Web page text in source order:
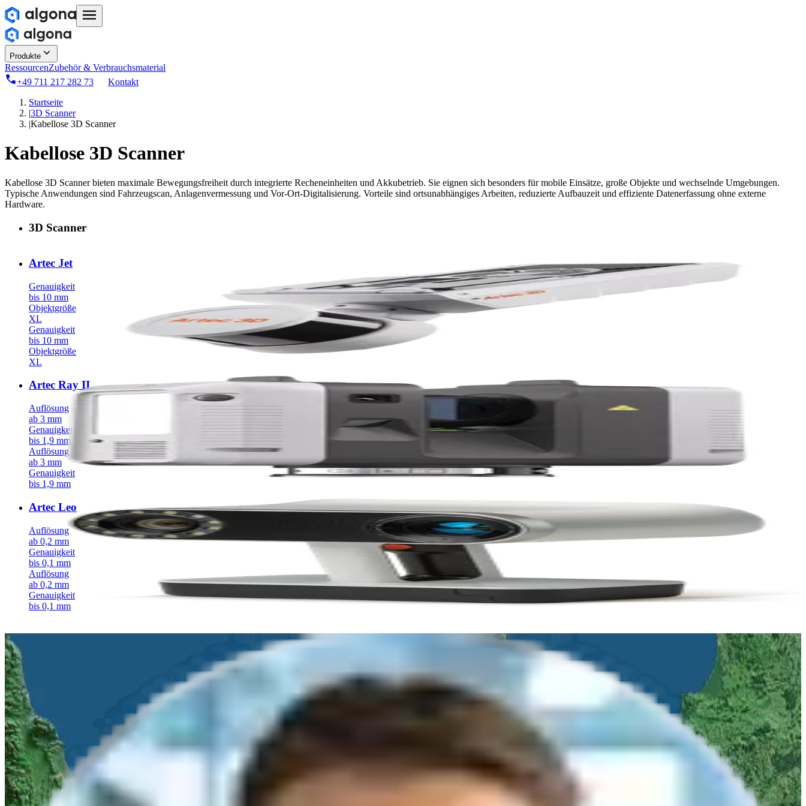
Produkte
RessourcenZubehör & Verbrauchsmaterial
+49 711 217 282 73
Kontakt
Startseite
|3D Scanner
|Kabellose 3D Scanner
Kabellose 3D Scanner
Kabellose 3D Scanner bieten maximale Bewegungsfreiheit durch integrierte Recheneinheiten und Akkubetrieb. Sie eignen sich besonders für mobile Einsätze, große Objekte und wechselnde Umgebungen.
Typische Anwendungen sind Fahrzeugscan, Anlagenvermessung und Vor-Ort-Digitalisierung. Vorteile sind ortsunabhängiges Arbeiten, reduzierte Aufbauzeit und effiziente Datenerfassung ohne externe
Hardware.
3D Scanner
Artec Jet
Genauigkeit
bis 10 mm
Objektgröße
XL
Genauigkeit
bis 10 mm
Objektgröße
XL
Artec Ray II
Auflösung
ab 3 mm
Genauigkeit
bis 1,9 mm
Auflösung
ab 3 mm
Genauigkeit
bis 1,9 mm
Artec Leo
Auflösung
ab 0,2 mm
Genauigkeit
bis 0,1 mm
Auflösung
ab 0,2 mm
Genauigkeit
bis 0,1 mm
Angebots- und Beratungsanfrage
Nennen Sie uns Ihr Anliegen und wir melden uns innerhalb von24 Stunden
Online Demo
Systemauswahl
persönlicher Ansprechpartner
Woran sind Sie interessiert?
Produktberatung
Produktvorführung
Infomaterial